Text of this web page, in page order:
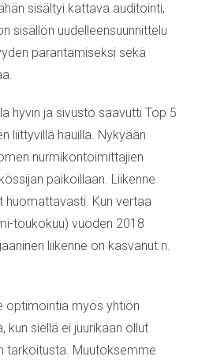
sisältyi kattava auditointi,
sisällön uudelleensuunnittelu
parantamiseksi sekä
hyvin ja sivusto saavutti Top 5
liittyvillä hauilla. Nykyään
nurmikontoimittajien
paikoillaan. Liikenne
huomattavasti. Kun vertaa
toukokuu) vuoden 2018
liikenne on kasvanut n.
optimointia myös yhtiön
kun siellä ei juurikaan ollut
tarkoitusta. Muutoksemme